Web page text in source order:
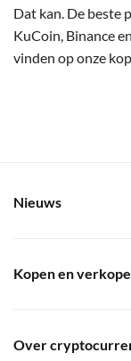
Dat kan. De beste
KuCoin, Binance
vinden op onze
Nieuws
Kopen en
Over